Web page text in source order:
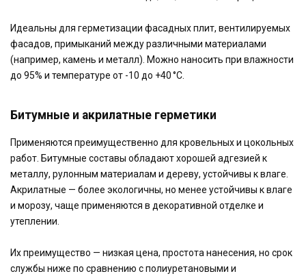
Идеальны для герметизации фасадных плит, вентилируемых
фасадов, примыканий между различными материалами
(например, камень и металл). Можно наносить при влажности
до 95% и температуре от -10 до +40 °C.
Битумные и акрилатные герметики
Применяются преимущественно для кровельных и цокольных
работ. Битумные составы обладают хорошей адгезией к
металлу, рулонным материалам и дереву, устойчивы к влаге.
Акрилатные — более экологичны, но менее устойчивы к влаге
и морозу, чаще применяются в декоративной отделке и
утеплении.
Их преимущество — низкая цена, простота нанесения, но срок
службы ниже по сравнению с полиуретановыми и